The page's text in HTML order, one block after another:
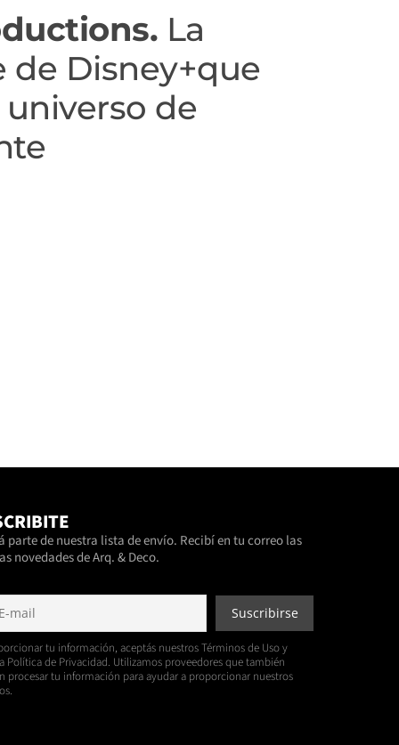
La
de Disney+que
de
parte de nuestra lista de envío. Recibí en tu correo las
novedades de Arq. & Deco.
tu información, aceptás nuestros Términos de Uso y
Política de Privacidad. Utilizamos proveedores que también
procesar tu información para ayudar a proporcionar nuestros